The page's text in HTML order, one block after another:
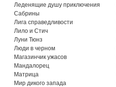
Леденящие душу приключения
Сабрины
Лига справедливости
Лило и Стич
Луни Тюнз
Люди в черном
Магазинчик ужасов
Мандалорец
Матрица
Мир дикого запада